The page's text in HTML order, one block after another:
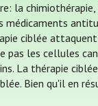
la
médicaments
ciblée
les cellules
La thérapie
Bien qu'il en